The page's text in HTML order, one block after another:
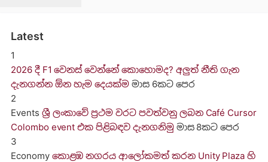
Latest
1
2026 දී F1 වෙනස් වෙන්නේ කොහොමද? අලුත් නීති ගැන
දැනගන්න ඕන හැම දෙයක්මමාස 6කට පෙර
2
Events ශ්‍රී ලංකාවේ ප්‍රථම වරට පවත්වනු ලබන Café Cursor
Colombo event එක පිළිබඳව දැනගනිමු මාස 8කට පෙර
3
Economy කොළඹ නගරය ආලෝකමත් කරන Unity Plaza හි